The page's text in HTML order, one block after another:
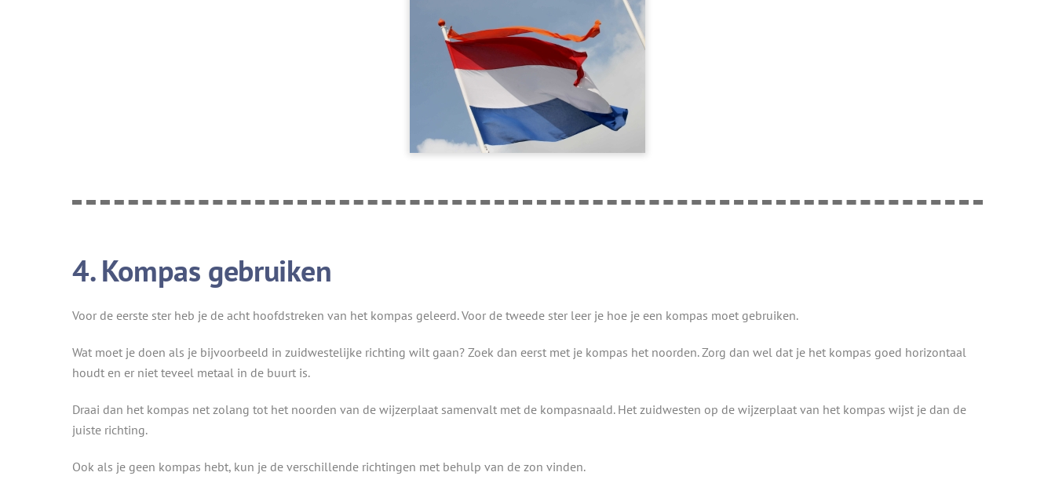
4. Kompas gebruiken
Voor de eerste ster heb je de acht hoofdstreken van het kompas geleerd. Voor de tweede ster leer je hoe je een kompas moet gebruiken.
Wat moet je doen als je bijvoorbeeld in zuidwestelijke richting wilt gaan? Zoek dan eerst met je kompas het noorden. Zorg dan wel dat je het kompas goed horizontaal
houdt en er niet teveel metaal in de buurt is.
Draai dan het kompas net zolang tot het noorden van de wijzerplaat samenvalt met de kompasnaald. Het zuidwesten op de wijzerplaat van het kompas wijst je dan de
juiste richting.
Ook als je geen kompas hebt, kun je de verschillende richtingen met behulp van de zon vinden.